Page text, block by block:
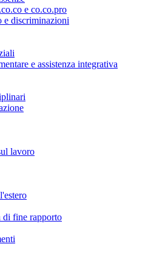
e co.co.pro
e discriminazioni
e assistenza integrativa
lavoro
di fine rapporto